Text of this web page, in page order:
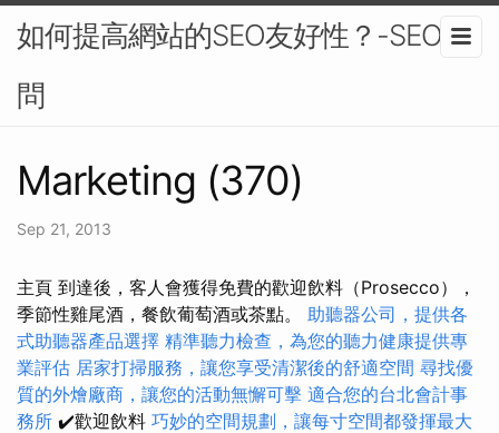
如何提高網站的SEO友好性？-SEO顧
問
Marketing (370)
Sep 21, 2013
主頁 到達後，客人會獲得免費的歡迎飲料（Prosecco），
季節性雞尾酒，餐飲葡萄酒或茶點。 助聽器公司，提供各
式助聽器產品選擇 精準聽力檢查，為您的聽力健康提供專
業評估 居家打掃服務，讓您享受清潔後的舒適空間 尋找優
質的外燴廠商，讓您的活動無懈可擊 適合您的台北會計事
務所 ✔️歡迎飲料 巧妙的空間規劃，讓每寸空間都發揮最大